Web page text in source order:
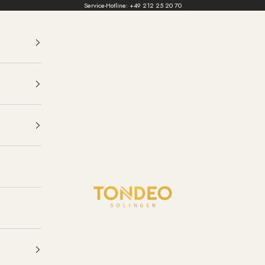
Service-Hotline: +49 212 25 20 70
TONDEO